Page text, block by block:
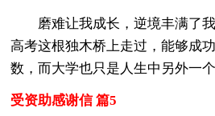
磨难让我成长，逆境丰满了
高考这根独木桥上走过，能够成
数，而大学也只是人生中另外一个
受资助感谢信 篇5